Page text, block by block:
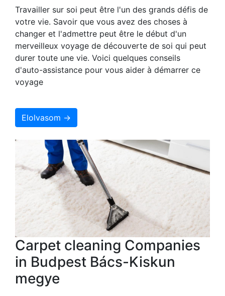
Travailler sur soi peut être l'un des grands défis de
votre vie. Savoir que vous avez des choses à
changer et l'admettre peut être le début d'un
merveilleux voyage de découverte de soi qui peut
durer toute une vie. Voici quelques conseils
d'auto-assistance pour vous aider à démarrer ce
voyage
Elolvasom →
Carpet cleaning Companies
in Budpest Bács-Kiskun
megye